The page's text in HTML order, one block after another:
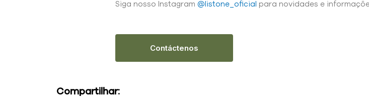
Siga nosso Instagram @listone_oficial para novidades e
Contáctenos
Compartilhar: